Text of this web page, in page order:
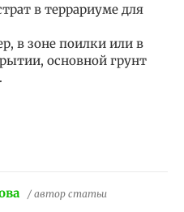
в террариуме для
в зоне поилки или в
основной грунт
/ автор статьи